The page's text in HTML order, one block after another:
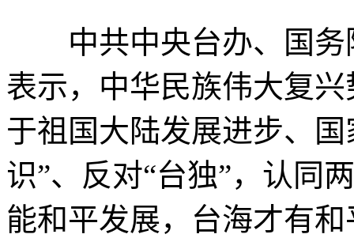
中共中央台办、国务
表示，中华民族伟大复
于祖国大陆发展进步、
识”、反对“台独”，认同
能和平发展，台海才有